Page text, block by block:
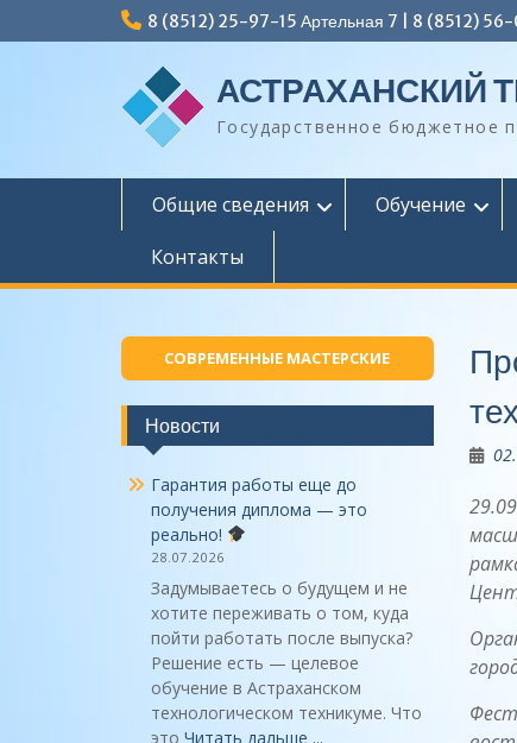
к
8 (8512) 25-97-15 Артельная 7 | 8 (8512)
АСТРАХАНСКИЙ
Государственное бюджетное
Общие сведения Обучение
Контакты
СОВРЕМЕННЫЕ МАСТЕРСКИЕ
Новости
Гарантия работы еще до
получения диплома — это
реально!
28.07.2026
Задумываетесь о будущем и не
хотите переживать о том, куда
пойти работать после выпуска?
Решение есть — целевое
обучение в Астраханском
технологическом техникуме. Что
это Читать дальше ...